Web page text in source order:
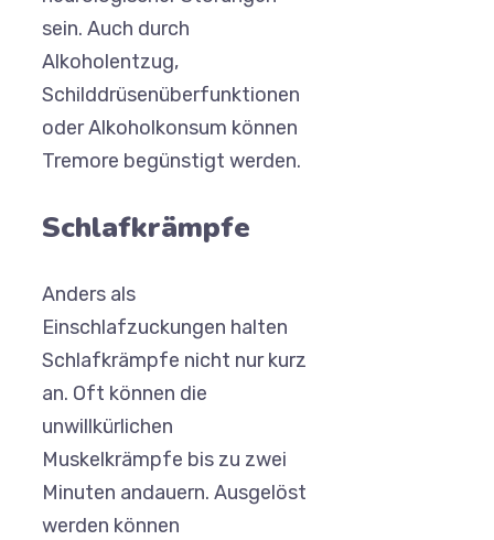
sein. Auch durch
Alkoholentzug,
Schilddrüsenüberfunktionen
oder Alkoholkonsum können
Tremore begünstigt werden.
Schlafkrämpfe
Anders als
Einschlafzuckungen halten
Schlafkrämpfe nicht nur kurz
an. Oft können die
unwillkürlichen
Muskelkrämpfe bis zu zwei
Minuten andauern. Ausgelöst
werden können